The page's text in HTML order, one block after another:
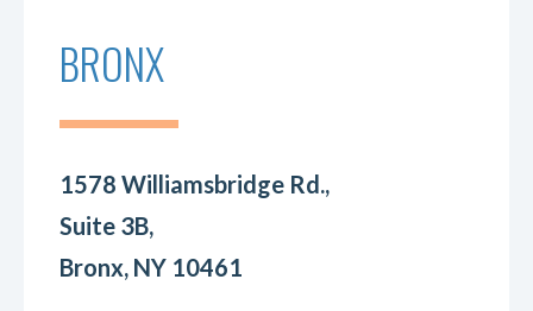
BRONX
1578 Williamsbridge Rd.,
Suite 3B,
Bronx, NY 10461